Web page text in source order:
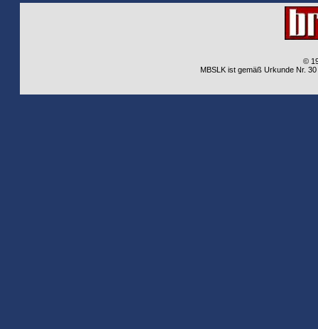
©
MBSLK ist gemäß Urkunde Nr.